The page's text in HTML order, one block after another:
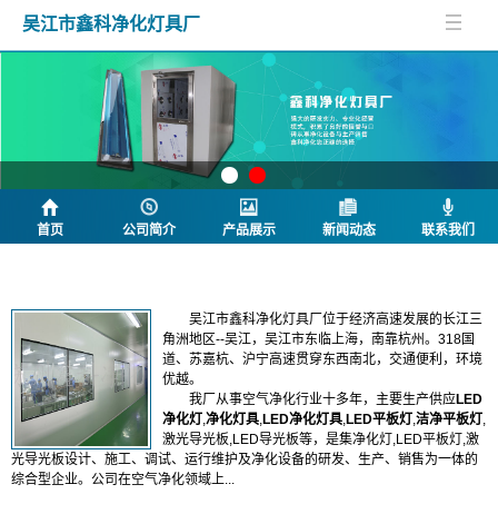
吴江市鑫科净化灯具厂
首页 公司简介 产品展示 新闻动态 联系我们
吴江市鑫科净化灯具厂位于经济高速发展的长江三
角洲地区--吴江，吴江市东临上海，南靠杭州。318国
道、苏嘉杭、沪宁高速贯穿东西南北，交通便利，环境
优越。
我厂从事空气净化行业十多年， 主要生产供应LED
净化灯,净化灯具,LED净化灯具,LED平板灯,洁净平板灯,
激光导光板,LED导光板等， 是集净化灯,LED平板灯,激
光导光板设计、施工、调试、运行维护及净化设备的研发、生产、销售为一体的
综合型企业。公司在空气净化领域上...